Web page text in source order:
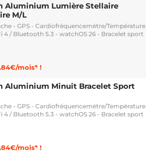
Aluminium Lumière Stellaire
M/L
- GPS - Cardiofréquencemètre/Température
4 / Bluetooth 5.3 - watchOS 26 - Bracelet sport
mois* !
Aluminium Minuit Bracelet Sport
- GPS - Cardiofréquencemètre/Température
4 / Bluetooth 5.3 - watchOS 26 - Bracelet sport
mois* !